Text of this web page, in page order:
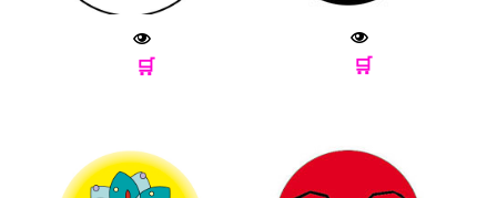
🛒 🛒